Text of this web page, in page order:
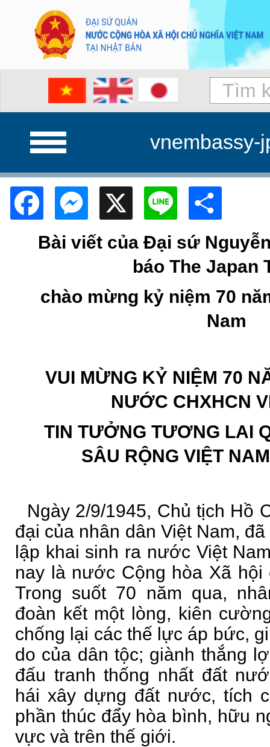
vnembassy-
FacebookMessenger
X Line
Bài viết của Đại sứ
báo The Japan
chào mừng kỷ niệm 70
Nam
VUI MỪNG KỶ NIỆM 70
NƯỚC CHXHCN
TIN TƯỞNG TƯƠNG LAI
SÂU RỘNG VIỆT
Ngày 2/9/1945, Chủ tịch Hồ
đại của nhân dân Việt Nam,
lập khai sinh ra nước Việt
nay là nước Cộng hòa Xã hội
Trong suốt 70 năm qua,
đoàn kết một lòng, kiên
chống lại các thế lực áp bức,
do của dân tộc; giành thắng
đấu tranh thống nhất đất
hái xây dựng đất nước, tích
phần thúc đẩy hòa bình, hữu
vực và trên thế giới.